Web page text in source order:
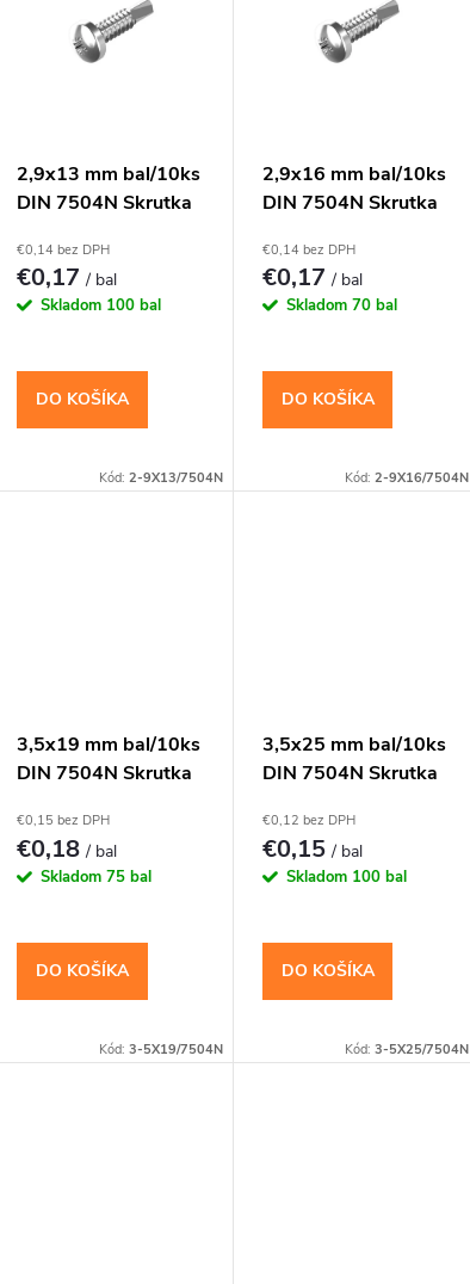
2,9x13 mm bal/10ks
DIN 7504N Skrutka
€0,14 bez DPH
€0,17/ bal
Skladom 100 bal
DO KOŠÍKA
Kód: 2-9X13/7504N
2,9x16 mm bal/10ks
DIN 7504N Skrutka
€0,14 bez DPH
€0,17/ bal
Skladom 70 bal
DO KOŠÍKA
Kód: 2-9X16/7504N
3,5x19 mm bal/10ks
DIN 7504N Skrutka
€0,15 bez DPH
€0,18/ bal
Skladom 75 bal
DO KOŠÍKA
Kód: 3-5X19/7504N
3,5x25 mm bal/10ks
DIN 7504N Skrutka
€0,12 bez DPH
€0,15/ bal
Skladom 100 bal
DO KOŠÍKA
Kód: 3-5X25/7504N